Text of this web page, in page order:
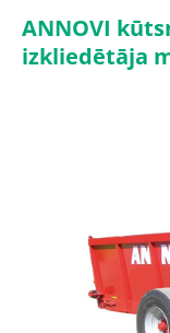
ANNOVI
izkliedētāja